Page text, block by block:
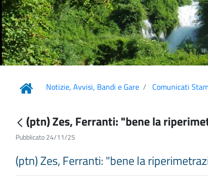
Notizie, Avvisi, Bandi e Gare Comunicati
(ptn) Zes, Ferranti: "bene la
Pubblicato 24/11/25
(ptn) Zes, Ferranti: "bene la